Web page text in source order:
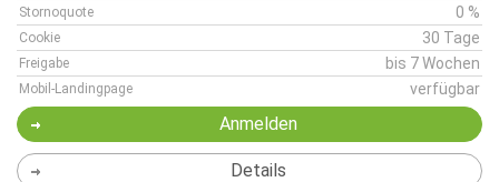
Stornoquote 0 %
Cookie 30 Tage
Freigabe bis 7 Wochen
Mobil-Landingpage verfügbar
Anmelden
Details